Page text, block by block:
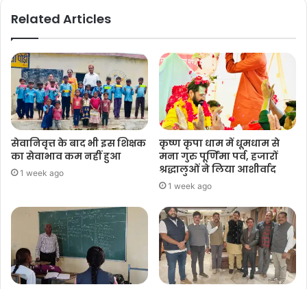
Related Articles
सेवानिवृत्त के बाद भी इस शिक्षक
का सेवाभाव कम नहीं हुआ
1 week ago
कृष्ण कृपा धाम में धूमधाम से
मना गुरु पूर्णिमा पर्व, हजारों
श्रद्धालुओं ने लिया आशीर्वाद
1 week ago